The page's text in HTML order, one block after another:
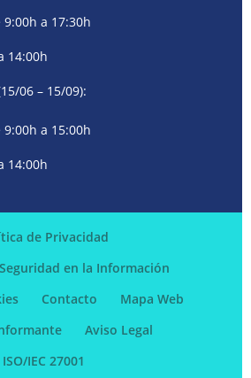
a 17:30h
14:00h
06 – 15/09):
a 15:00h
14:00h
de Privacidad
en la Información
Contacto
Mapa Web
Aviso Legal
ISO/IEC 27001